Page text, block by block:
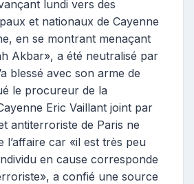
lundi vers des
et nationaux de Cayenne
en se montrant menaçant
Akbar», a été neutralisé par
blessé avec son arme de
le procureur de la
Eric Vaillant joint par
antiterroriste de Paris ne
l’affaire car «il est très peu
en cause corresponde
a confié une source